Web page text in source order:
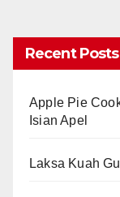
Recent Posts
Apple Pie
Isian Apel
Laksa Kuah